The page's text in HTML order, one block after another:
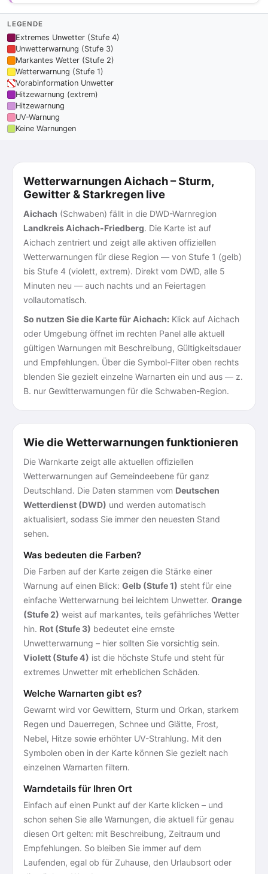
LEGENDE
Extremes Unwetter (Stufe 4)
Unwetterwarnung (Stufe 3)
Markantes Wetter (Stufe 2)
Wetterwarnung (Stufe 1)
Vorabinformation Unwetter
Hitzewarnung (extrem)
Hitzewarnung
UV-Warnung
Keine Warnungen
Wetterwarnungen Aichach – Sturm,
Gewitter & Starkregen live
Aichach (Schwaben) fällt in die DWD-Warnregion
Landkreis Aichach-Friedberg. Die Karte ist auf
Aichach zentriert und zeigt alle aktiven offiziellen
Wetterwarnungen für diese Region — von Stufe 1 (gelb)
bis Stufe 4 (violett, extrem). Direkt vom DWD, alle 5
Minuten neu — auch nachts und an Feiertagen
vollautomatisch.
So nutzen Sie die Karte für Aichach: Klick auf Aichach
oder Umgebung öffnet im rechten Panel alle aktuell
gültigen Warnungen mit Beschreibung, Gültigkeitsdauer
und Empfehlungen. Über die Symbol-Filter oben rechts
blenden Sie gezielt einzelne Warnarten ein und aus — z.
B. nur Gewitterwarnungen für die Schwaben-Region.
Wie die Wetterwarnungen funktionieren
Die Warnkarte zeigt alle aktuellen offiziellen
Wetterwarnungen auf Gemeindeebene für ganz
Deutschland. Die Daten stammen vom Deutschen
Wetterdienst (DWD) und werden automatisch
aktualisiert, sodass Sie immer den neuesten Stand
sehen.
Was bedeuten die Farben?
Die Farben auf der Karte zeigen die Stärke einer
Warnung auf einen Blick: Gelb (Stufe 1) steht für eine
einfache Wetterwarnung bei leichtem Unwetter. Orange
(Stufe 2) weist auf markantes, teils gefährliches Wetter
hin. Rot (Stufe 3) bedeutet eine ernste
Unwetterwarnung – hier sollten Sie vorsichtig sein.
Violett (Stufe 4) ist die höchste Stufe und steht für
extremes Unwetter mit erheblichen Schäden.
Welche Warnarten gibt es?
Gewarnt wird vor Gewittern, Sturm und Orkan, starkem
Regen und Dauerregen, Schnee und Glätte, Frost,
Nebel, Hitze sowie erhöhter UV-Strahlung. Mit den
Symbolen oben in der Karte können Sie gezielt nach
einzelnen Warnarten filtern.
Warndetails für Ihren Ort
Einfach auf einen Punkt auf der Karte klicken – und
schon sehen Sie alle Warnungen, die aktuell für genau
diesen Ort gelten: mit Beschreibung, Zeitraum und
Empfehlungen. So bleiben Sie immer auf dem
Laufenden, egal ob für Zuhause, den Urlaubsort oder